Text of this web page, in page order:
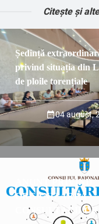
Citește și
Ședință
privind situația din
de ploile torențiale
04 august,
ANUNȚ PRIVIND
ORGANIZAREA